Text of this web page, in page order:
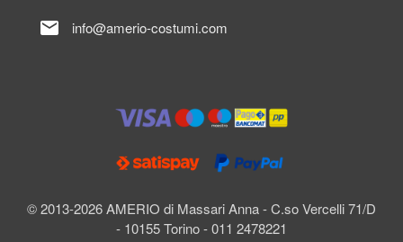
© 2013-2026 AMERIO di Massari Anna - C.so Vercelli 71/D
- 10155 Torino - 011 2478221
mail info@amerio-costumi.com